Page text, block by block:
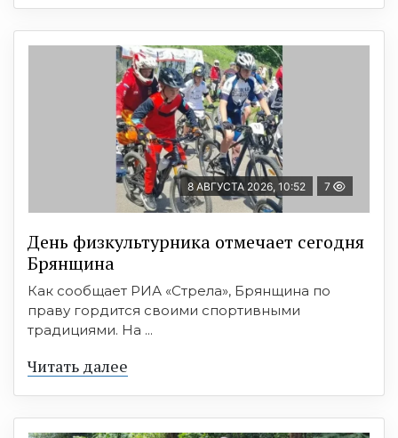
8 АВГУСТА 2026, 10:52 7
День физкультурника отмечает сегодня
Брянщина
Как сообщает РИА «Стрела», Брянщина по
праву гордится своими спортивными
традициями. На ...
Читать далее